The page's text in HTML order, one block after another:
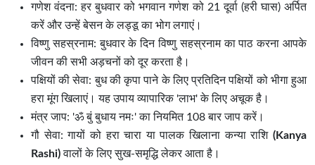
गणेश वंदना: हर बुधवार को भगवान गणेश को 21 दूर्वा (हरी घास) अर्पित
करें और उन्हें बेसन के लड्डू का भोग लगाएं।
विष्णु सहस्रनाम: बुधवार के दिन विष्णु सहस्रनाम का पाठ करना आपके
जीवन की सभी अड़चनों को दूर करता है।
पक्षियों की सेवा: बुध की कृपा पाने के लिए प्रतिदिन पक्षियों को भीगा हुआ
हरा मूंग खिलाएं। यह उपाय व्यापारिक 'लाभ' के लिए अचूक है।
मंत्र जाप: 'ॐ बुं बुधाय नमः' का नियमित 108 बार जाप करें।
गौ सेवा: गायों को हरा चारा या पालक खिलाना कन्या राशि (Kanya
Rashi)वालों के लिए सुख-समृद्धि लेकर आता है।